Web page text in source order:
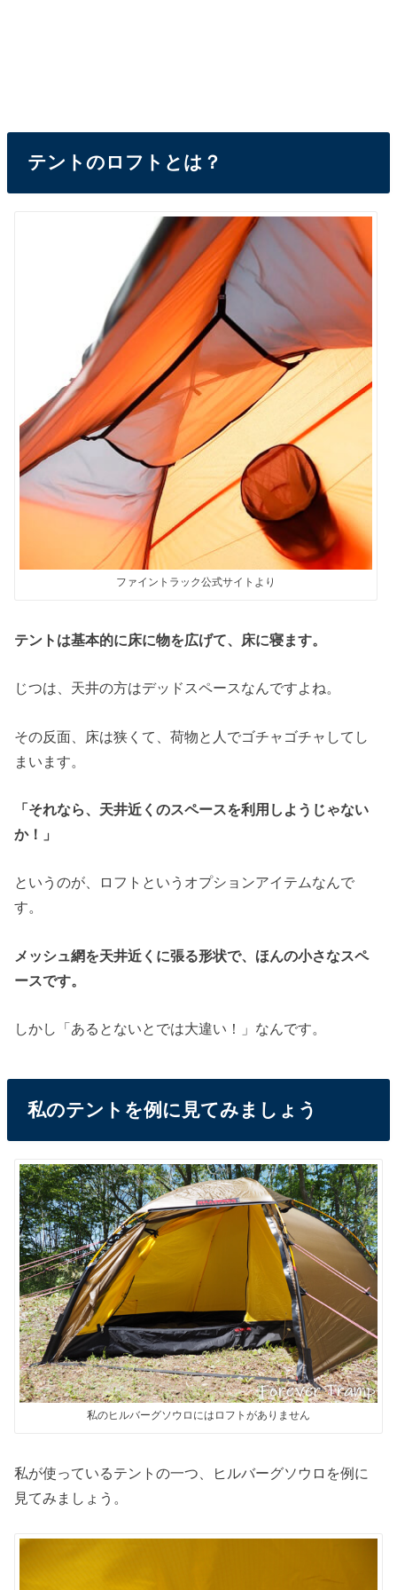
テントのロフトとは？
ファイントラック公式サイトより
テントは基本的に床に物を広げて、床に寝ます。
じつは、天井の方はデッドスペースなんですよね。
その反面、床は狭くて、荷物と人でゴチャゴチャしてし
まいます。
「それなら、天井近くのスペースを利用しようじゃない
か！」
というのが、ロフトというオプションアイテムなんで
す。
メッシュ網を天井近くに張る形状で、ほんの小さなスペ
ースです。
しかし「あるとないとでは大違い！」なんです。
私のテントを例に見てみましょう
私のヒルバーグソウロにはロフトがありません
私が使っているテントの一つ、ヒルバーグソウロを例に
見てみましょう。